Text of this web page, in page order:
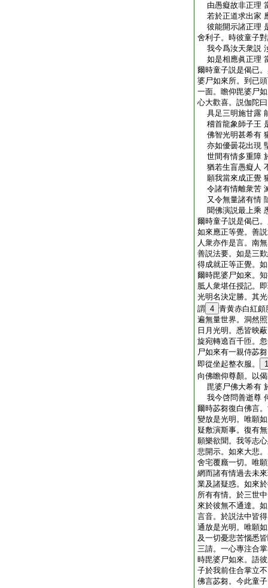
由愚癡故非正理
若於正道求出家
彼能開示諸正理
舍利子。時彼童子
我今爲汝天衆説
如是相應眞正理
爾時童子説是偈已
婆尸如來所。到已
一面。瞻仰毘婆尸
心大歡喜。説伽陀曰
具足三明施甘露
稽首龍象師子王
佛智光明甚希有
亦如優曇花出現
世間有情多重障
猶若生盲愚癡人
願我當來成正覺
令諸有情離衆苦
又令無量諸有情
聞佛演説最上乘
爾時童子説是偈已
如來應正等覺。善
人衆亦作是言。南
善説法要。如是三
得成就正等正覺。
爾時毘婆尸如來。
胝人衆堪任授記。
光明名決定勝。其
謂 4 青黄赤白紅頗
遍無量世界。洞然
日月光明。悉皆映
旋宛轉遶百千匝。
尸如來有一親侍苾
即從坐起整衣服。
1
向佛瞻仰尊顏。以
毘婆尸佛大希有
我今啓問善逝尊
爾時苾芻復白佛言
變放是光明。唯願
疑敷演斯事。復有
願樂欲聞。我等志
悲開示。如來大悲
舍宅覆廕一切。唯
網而諸有情過去未
業及諸疑惑。如來
所有有情。於三世
來於彼無不通達。
言音。於説法中皆
通放是光明。唯願
及一切憂悲苦惱悉
三請。一心專注合
時毘婆尸如來。語
子於我前住合掌立
佛言苾芻。今此童